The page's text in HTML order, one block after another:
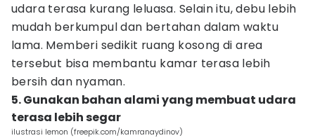
udara terasa kurang leluasa. Selain itu, debu lebih
mudah berkumpul dan bertahan dalam waktu
lama. Memberi sedikit ruang kosong di area
tersebut bisa membantu kamar terasa lebih
bersih dan nyaman.
5. Gunakan bahan alami yang membuat udara
terasa lebih segar
ilustrasi lemon (freepik.com/kamranaydinov)